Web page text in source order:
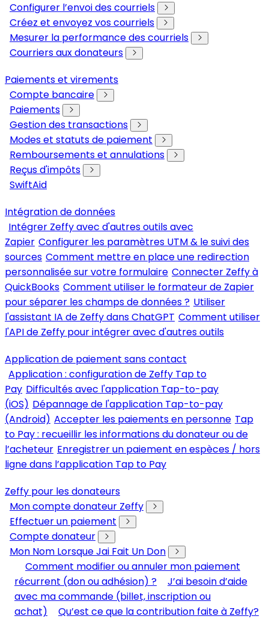
Configurer l’envoi des courriels
Créez et envoyez vos courriels
Mesurer la performance des courriels
Courriers aux donateurs
Paiements et virements
Compte bancaire
Paiements
Gestion des transactions
Modes et statuts de paiement
Remboursements et annulations
Reçus d'impôts
SwiftAid
Intégration de données
Intégrer Zeffy avec d'autres outils avec
Zapier Configurer les paramètres UTM & le suivi des
sources Comment mettre en place une redirection
personnalisée sur votre formulaire Connecter Zeffy à
QuickBooks Comment utiliser le formateur de Zapier
pour séparer les champs de données ? Utiliser
l'assistant IA de Zeffy dans ChatGPT Comment utiliser
l'API de Zeffy pour intégrer avec d'autres outils
Application de paiement sans contact
Application : configuration de Zeffy Tap to
Pay Difficultés avec l'application Tap-to-pay
(iOS) Dépannage de l'application Tap-to-pay
(Android) Accepter les paiements en personne Tap
to Pay : recueillir les informations du donateur ou de
l’acheteur Enregistrer un paiement en espèces / hors
ligne dans l’application Tap to Pay
Zeffy pour les donateurs
Mon compte donateur Zeffy
Effectuer un paiement
Compte donateur
Mon Nom Lorsque Jai Fait Un Don
Comment modifier ou annuler mon paiement
récurrent (don ou adhésion) ?
J’ai besoin d’aide
avec ma commande (billet, inscription ou
achat)
Qu’est ce que la contribution faite à Zeffy?